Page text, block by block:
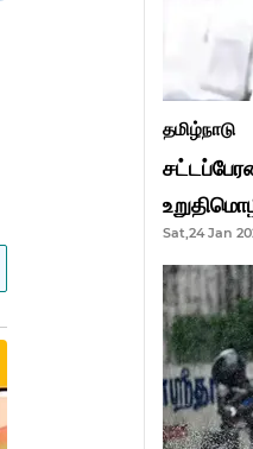
தமிழ்நாடு
Sat,24 Jan